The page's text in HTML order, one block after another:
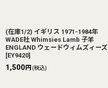
(在庫1/2) イギリス 1971-1984年
WADE社 Whimsies Lamb 子羊
ENGLAND ウェードウィムズィーズ
[EY9420]
1,500円 (税込)